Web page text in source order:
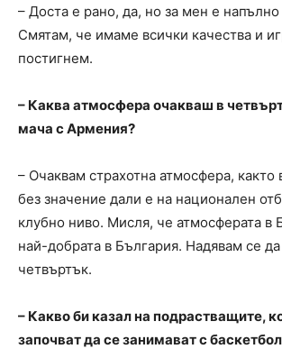
– Доста е рано, да, но за мен е
Смятам, че имаме всички качества и
постигнем.
– Каква атмосфера очакваш в
мача с Армения?
– Очаквам страхотна атмосфера, както
без значение дали е на национален
клубно ниво. Мисля, че атмосферата в
най-добрата в България. Надявам се
четвъртък.
– Какво би казал на подрастващите,
започват да се занимават с